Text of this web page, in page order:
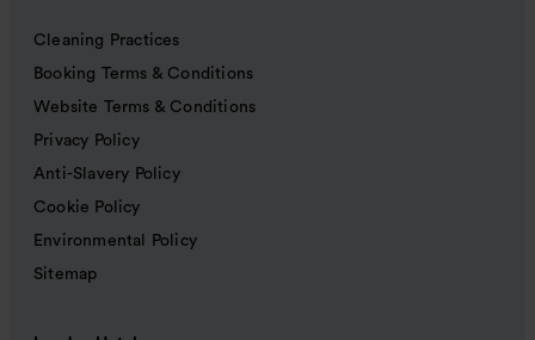
Cleaning Practices
Booking Terms & Conditions
Website Terms & Conditions
Privacy Policy
Anti-Slavery Policy
Cookie Policy
Environmental Policy
Sitemap